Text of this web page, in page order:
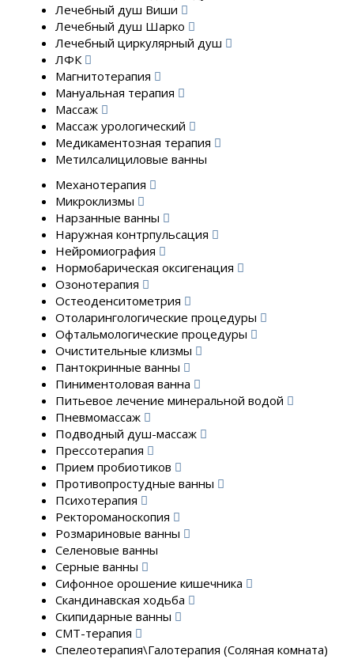
Лечебный душ Виши
Лечебный душ Шарко
Лечебный циркулярный душ
ЛФК
Магнитотерапия
Мануальная терапия
Массаж
Массаж урологический
Медикаментозная терапия
Метилсалициловые ванны
Механотерапия
Микроклизмы
Нарзанные ванны
Наружная контрпульсация
Нейромиография
Нормобарическая оксигенация
Озонотерапия
Остеоденситометрия
Отоларингологические процедуры
Офтальмологические процедуры
Очистительные клизмы
Пантокринные ванны
Пиниментоловая ванна
Питьевое лечение минеральной водой
Пневмомассаж
Подводный душ-массаж
Прессотерапия
Прием пробиотиков
Противопростудные ванны
Психотерапия
Ректороманоскопия
Розмариновые ванны
Селеновые ванны
Серные ванны
Сифонное орошение кишечника
Скандинавская ходьба
Скипидарные ванны
СМТ-терапия
Спелеотерапия\Галотерапия (Соляная комната)